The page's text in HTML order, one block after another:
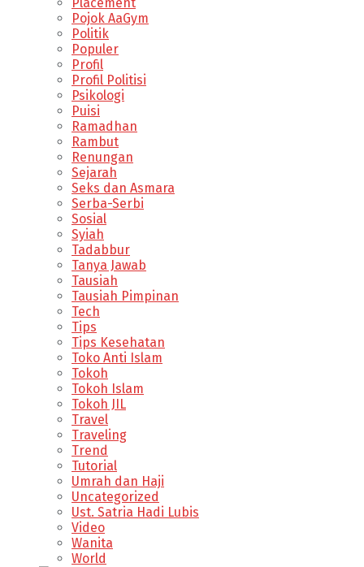
Pojok AaGym
Politik
Populer
Profil
Profil Politisi
Psikologi
Puisi
Ramadhan
Rambut
Renungan
Sejarah
Seks dan Asmara
Serba-Serbi
Sosial
Syiah
Tadabbur
Tanya Jawab
Tausiah
Tausiah Pimpinan
Tech
Tips
Tips Kesehatan
Toko Anti Islam
Tokoh
Tokoh Islam
Tokoh JIL
Travel
Traveling
Trend
Tutorial
Umrah dan Haji
Uncategorized
Ust. Satria Hadi Lubis
Video
Wanita
World